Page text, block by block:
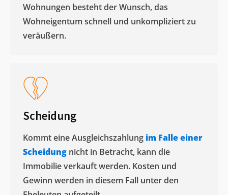
Wohnungen besteht der Wunsch, das
Wohneigentum schnell und unkompliziert zu
veräußern. ​
Scheidung
Kommt eine Ausgleichszahlung im Falle einer
Scheidung nicht in Betracht, kann die
Immobilie verkauft werden. Kosten und
Gewinn werden in diesem Fall unter den